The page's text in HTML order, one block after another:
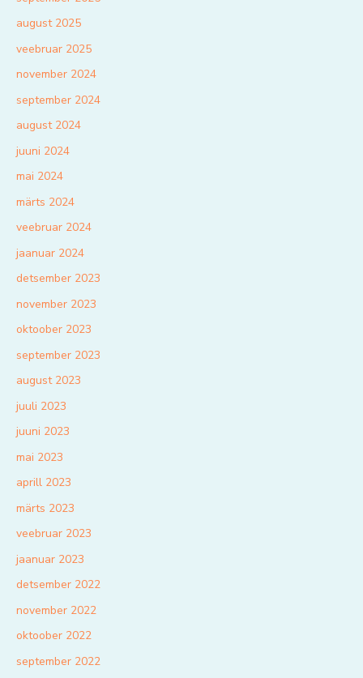
august 2025
veebruar 2025
november 2024
september 2024
august 2024
juuni 2024
mai 2024
märts 2024
veebruar 2024
jaanuar 2024
detsember 2023
november 2023
oktoober 2023
september 2023
august 2023
juuli 2023
juuni 2023
mai 2023
aprill 2023
märts 2023
veebruar 2023
jaanuar 2023
detsember 2022
november 2022
oktoober 2022
september 2022